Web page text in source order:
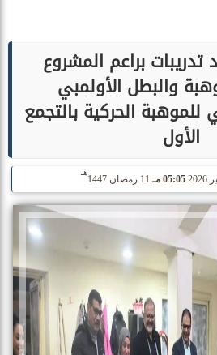
براعم المشروع
والبطل الأولمبي
الحركية بالتجمع
الأول
05:05 مـ 11 رمضان 1447
هـ